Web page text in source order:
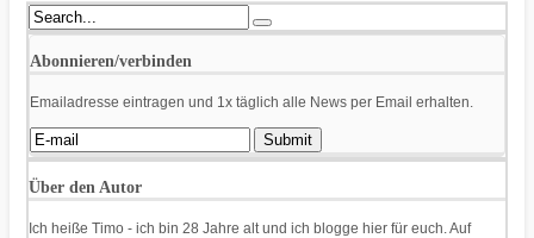
Abonnieren/verbinden
Emailadresse eintragen und 1x täglich alle News per Email erhalten.
Über den Autor
Ich heiße Timo - ich bin 28 Jahre alt und ich blogge hier für euch. Auf